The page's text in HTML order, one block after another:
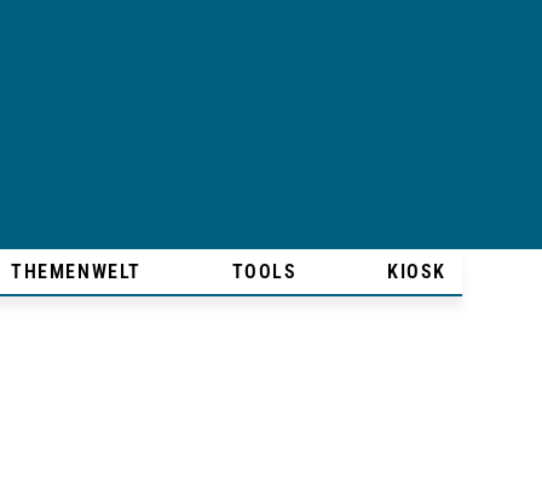
THEMENWELT TOOLS KIOSK